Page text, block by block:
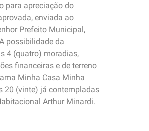
para apreciação do
enviada ao
Prefeito Municipal,
possibilidade da
4 (quatro) moradias,
financeiras e de terreno
Minha Casa Minha
20 (vinte) já contempladas
Arthur Minardi.